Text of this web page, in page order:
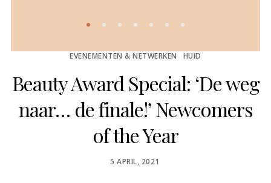
EVENEMENTEN & NETWERKEN HUID
Beauty Award Special: ‘De weg
naar… de finale!’ Newcomers
of the Year
POSTED
5 APRIL, 2021